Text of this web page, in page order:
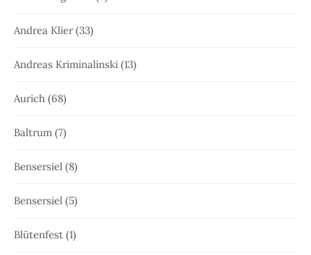
Andrea Klier(33)
Andreas Kriminalinski (13)
Aurich (68)
Baltrum (7)
Bensersiel (8)
Bensersiel (5)
Blütenfest (1)